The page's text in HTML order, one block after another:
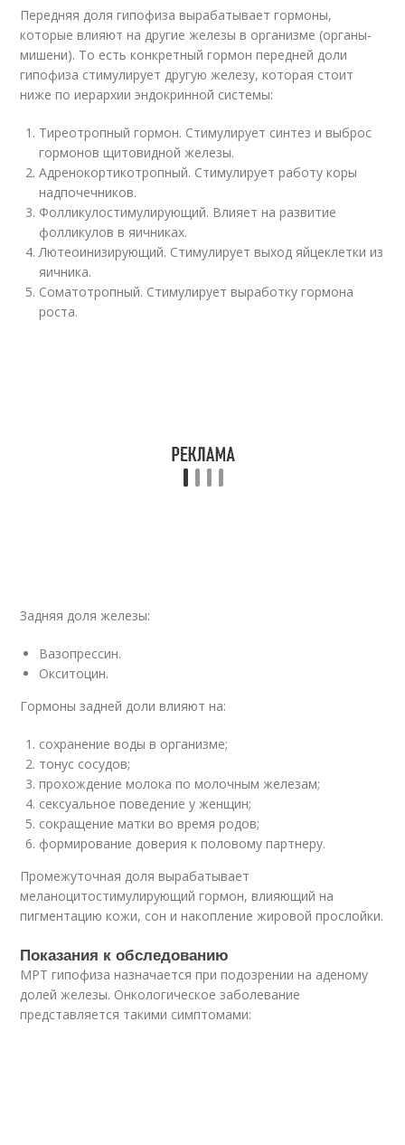
Передняя доля гипофиза вырабатывает гормоны,
которые влияют на другие железы в организме (органы-
мишени). То есть конкретный гормон передней доли
гипофиза стимулирует другую железу, которая стоит
ниже по иерархии эндокринной системы:
Тиреотропный гормон. Стимулирует синтез и выброс
гормонов щитовидной железы.
Адренокортикотропный. Стимулирует работу коры
надпочечников.
Фолликулостимулирующий. Влияет на развитие
фолликулов в яичниках.
Лютеоинизирующий. Стимулирует выход яйцеклетки из
яичника.
Соматотропный. Стимулирует выработку гормона
роста.
Задняя доля железы:
Вазопрессин.
Окситоцин.
Гормоны задней доли влияют на:
сохранение воды в организме;
тонус сосудов;
прохождение молока по молочным железам;
сексуальное поведение у женщин;
сокращение матки во время родов;
формирование доверия к половому партнеру.
Промежуточная доля вырабатывает
меланоцитостимулирующий гормон, влияющий на
пигментацию кожи, сон и накопление жировой прослойки.
Показания к обследованию
МРТ гипофиза назначается при подозрении на аденому
долей железы. Онкологическое заболевание
представляется такими симптомами: